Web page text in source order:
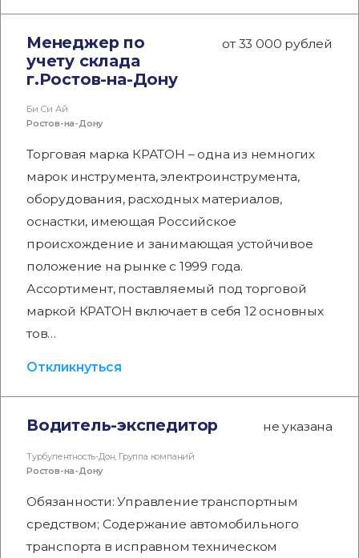
Менеджер по
учету склада
г.Ростов-на-Дону
от 33 000 рублей
Би Си Ай
Ростов-на-Дону
Торговая марка КРАТОН – одна из немногих
марок инструмента, электроинструмента,
оборудования, расходных материалов,
оснастки, имеющая Российское
происхождение и занимающая устойчивое
положение на рынке с 1999 года.
Ассортимент, поставляемый под торговой
маркой КРАТОН включает в себя 12 основных
тов…
Откликнуться
Водитель-экспедитор не указана
Турбулентность-Дон, Группа компаний
Ростов-на-Дону
Обязанности: Управление транспортным
средством; Содержание автомобильного
транспорта в исправном техническом